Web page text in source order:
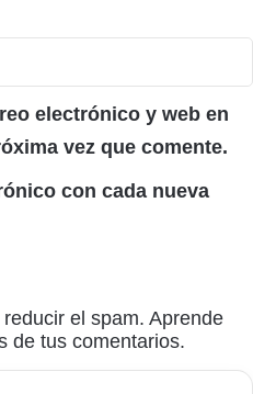
electrónico y web en
vez que comente.
con cada nueva
el spam. Aprende
de tus comentarios.